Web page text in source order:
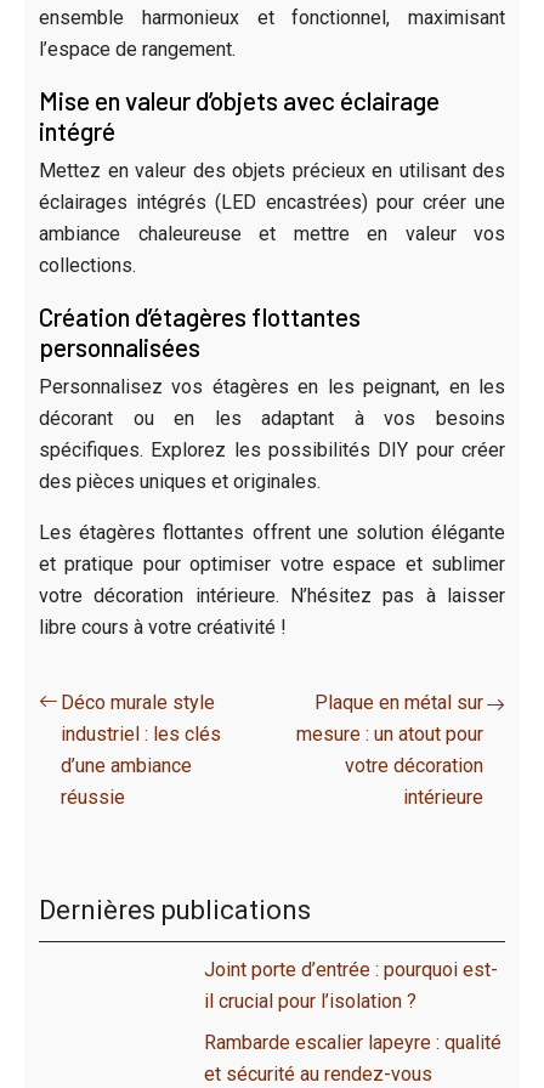
ensemble harmonieux et fonctionnel, maximisant
l’espace de rangement.
Mise en valeur d’objets avec éclairage
intégré
Mettez en valeur des objets précieux en utilisant des
éclairages intégrés (LED encastrées) pour créer une
ambiance chaleureuse et mettre en valeur vos
collections.
Création d’étagères flottantes
personnalisées
Personnalisez vos étagères en les peignant, en les
décorant ou en les adaptant à vos besoins
spécifiques. Explorez les possibilités DIY pour créer
des pièces uniques et originales.
Les étagères flottantes offrent une solution élégante
et pratique pour optimiser votre espace et sublimer
votre décoration intérieure. N’hésitez pas à laisser
libre cours à votre créativité !
Déco murale style
industriel : les clés
d’une ambiance
réussie
Plaque en métal sur
mesure : un atout pour
votre décoration
intérieure
Dernières publications
Joint porte d’entrée : pourquoi est-
il crucial pour l’isolation ?
Rambarde escalier lapeyre : qualité
et sécurité au rendez-vous